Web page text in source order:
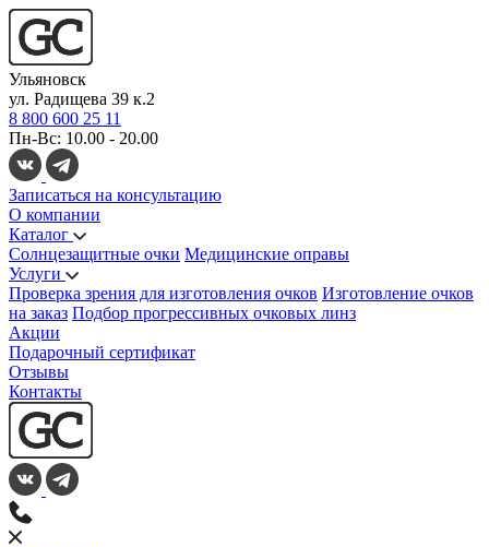
Ульяновск
ул. Радищева 39 к.2
8 800 600 25 11
Пн-Вс: 10.00 - 20.00
Записаться на консультацию
О компании
Каталог
Солнцезащитные очки Медицинские оправы
Услуги
Проверка зрения для изготовления очков Изготовление очков
на заказ Подбор прогрессивных очковых линз
Акции
Подарочный сертификат
Отзывы
Контакты